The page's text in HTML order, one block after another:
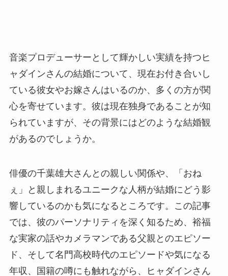
音楽プロデューサーとして輝かしい実績を持つヒ
ャダインさんの結婚について、現在お付き合いし
ている彼女やお嫁さんはいるのか、多くの方が関
心を寄せています。彼は現在独身であることが知
られていますが、その背景にはどのような結婚観
があるのでしょうか。
俳優の千葉雄大さんとの親しい関係や、「おね
ぇ」と親しまれるユニークな人柄が結婚にどう影
響しているのかも気になるところです。この記事
では、彼のパーソナリティを深く知るため、裕福
な実家の話やカメラマンである父親とのエピソー
ド、そして名門高校時代のエピソードや気になる
年収、国籍の噂にも触れながら、ヒャダインさん